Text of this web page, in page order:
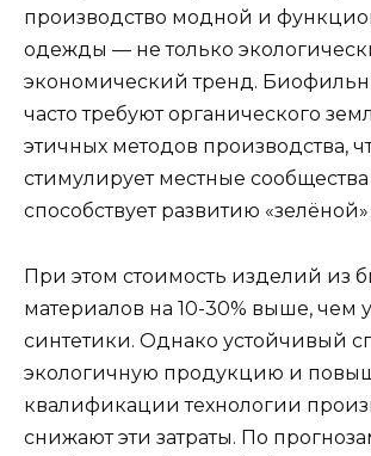
производство модной и
одежды — не только
экономический тренд.
часто требуют органического
этичных методов производства,
стимулирует местные
способствует развитию
При этом стоимость изделий из
материалов на 10-30% выше, чем
синтетики. Однако устойчивый
экологичную продукцию и
квалификации технологии
снижают эти затраты. По